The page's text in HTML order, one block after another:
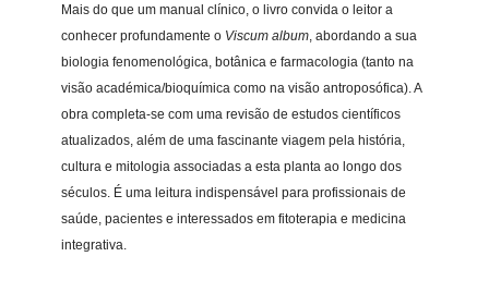
f
e
r
m
i
d
a
d
e
s
Mais do que um manual clínico, o livro convida o leitor a
conhecer profundamente o Viscum album, abordando a sua
biologia fenomenológica, botânica e farmacologia (tanto na
visão académica/bioquímica como na visão antroposófica). A
obra completa-se com uma revisão de estudos científicos
atualizados, além de uma fascinante viagem pela história,
cultura e mitologia associadas a esta planta ao longo dos
séculos. É uma leitura indispensável para profissionais de
saúde, pacientes e interessados em fitoterapia e medicina
integrativa.